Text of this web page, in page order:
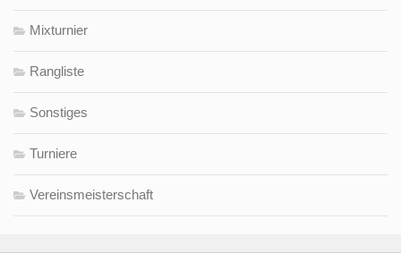
Mixturnier
Rangliste
Sonstiges
Turniere
Vereinsmeisterschaft